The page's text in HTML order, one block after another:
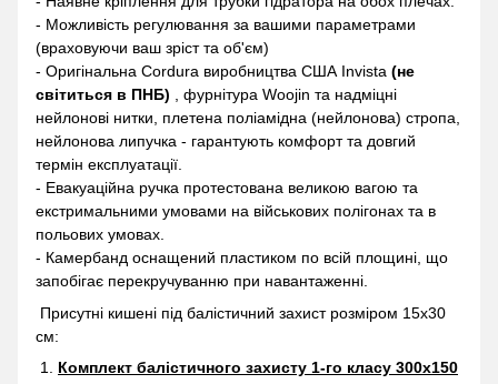
- Можливість регулювання за вашими параметрами
(враховуючи ваш зріст та об'єм)
- Оригінальна Cordura виробництва США Invista (не
світиться в ПНБ) , фурнітура Woojin та надміцні
нейлонові нитки, плетена поліамідна (нейлонова) стропа,
нейлонова липучка - гарантують комфорт та довгий
термін експлуатації.
- Евакуаційна ручка протестована великою вагою та
екстримальними умовами на військових полігонах та в
польових умовах.
- Камербанд оснащений пластиком по всій площині, що
запобігає перекручуванню при навантаженні.
Присутні кишені під балістичний захист розміром 15x30
см:
Комплект балістичного захисту 1-го класу 300х150